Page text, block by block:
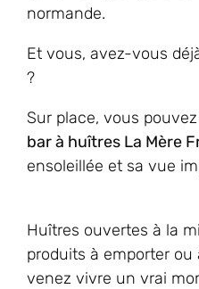
normande.
Et vous, avez-vous
?
Sur place, vous
bar à huîtres La Mère
ensoleillée et sa vue
Huîtres ouvertes à la
produits à emporter ou
venez vivre un vrai